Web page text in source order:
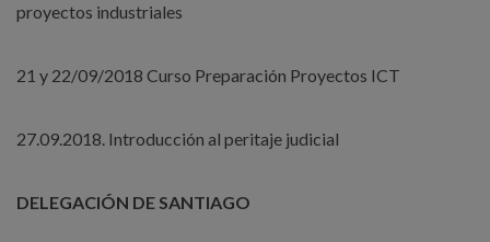
proyectos industriales
21 y 22/09/2018 Curso Preparación Proyectos ICT
27.09.2018. Introducción al peritaje judicial
DELEGACIÓN DE SANTIAGO